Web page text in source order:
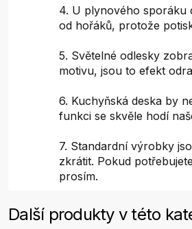
4. U plynového sporáku
od hořáků, protože
5. Světelné odlesky
motivu, jsou to efekt
6. Kuchyňská deska by
funkci se skvěle hodí
7. Standardní výrobky
zkrátit. Pokud
prosím.
Další produkty v této